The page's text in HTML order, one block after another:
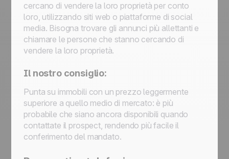
cercano di vendere la loro proprietà per conto
loro, utilizzando siti web o piattaforme di social
media. Bisogna trovare gli annunci più allettanti e
chiamare le persone che stanno cercando di
vendere la loro proprietà.
Il nostro consiglio:
Punta su immobili con un prezzo leggermente
superiore a quello medio di mercato: è più
probabile che siano ancora disponibili quando
contattate il prospect, rendendo più facile il
conferimento del mandato.